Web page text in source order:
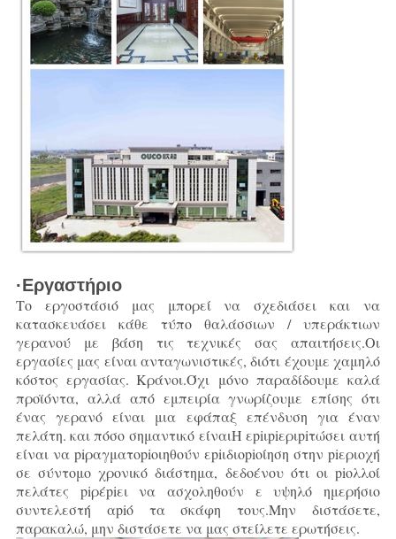
·Εργαστήριο
Το εργοστάσιό μας μπορεί να σχεδιάσει και να
κατασκευάσει κάθε τύπο θαλάσσιων / υπεράκτιων
γερανού με βάση τις τεχνικές σας απαιτήσεις.Οι
εργασίες μας είναι ανταγωνιστικές, διότι έχουμε χαμηλό
κόστος εργασίας. Κράνοι.Όχι μόνο παραδίδουμε καλά
προϊόντα, αλλά από εμπειρία γνωρίζουμε επίσης ότι
ένας γερανό είναι μια εφάπαξ επένδυση για έναν
πελάτη. και πόσο σημαντικό είναιΗ εpiιpiεριpiτώσει αυτή
είναι να piραγματοpiοιηθούν εpiιδιοpiοίηση στην piεριοχή
σε σύντομο χρονικό διάστημα, δεδοένου ότι οι piολλοί
πελάτες piρέpiει να ασχοληθούν ε υψηλό ημερήσιο
συντελεστή αpiό τα σκάφη τους.Μην διστάσετε,
παρακαλώ, μην διστάσετε να μας στείλετε ερωτήσεις.